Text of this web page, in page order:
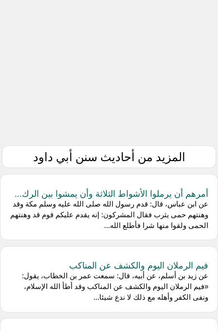
المزيد من أحاديث سنن أبي داود
أمرهم أن يرملوا الأشواط الثلاثة وأن يمشوا بين الرك...
عن ابن عباس، قال: قدم رسول الله صلى الله عليه وسلم مكة وقد
وهنتهم حمى يثرب فقال المشركون: إنه يقدم عليكم قوم قد وهنتهم
الحمى ولقوا منها شرا فأطلع الله...
فيم الرملان اليوم والكشف عن المناكب
عن زيد بن أسلم، عن أبيه، قال: سمعت عمر بن الخطاب، يقول:
«فيم الرملان اليوم والكشف عن المناكب وقد أطأ الله الإسلام،
ونفى الكفر وأهله مع ذلك لا ندع شيئا...